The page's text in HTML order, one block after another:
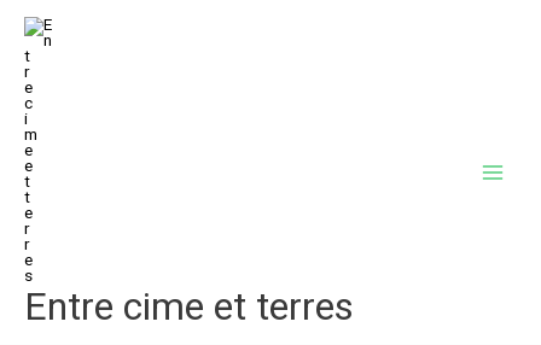
contenu
Entre cime et terres